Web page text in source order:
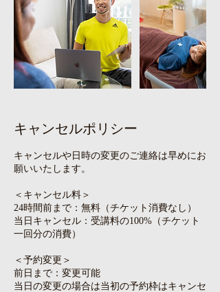
キャンセルポリシー
キャンセルや日時の変更のご連絡は早めにお
願いいたします。
＜キャンセル料＞
24時間前まで：無料（チケット消費なし）
当日キャンセル：受講料の100%（チケット
一回分の消費）
＜予約変更＞
前日まで：変更可能
当日の変更の場合は当初の予約枠はキャンセ